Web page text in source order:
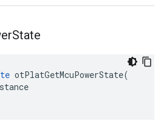
State
otPlatGetMcuPowerState(